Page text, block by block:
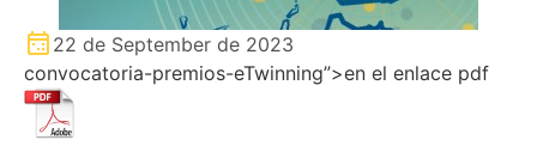
22 de September de 2023
convocatoria-premios-eTwinning”>en el enlace pdf